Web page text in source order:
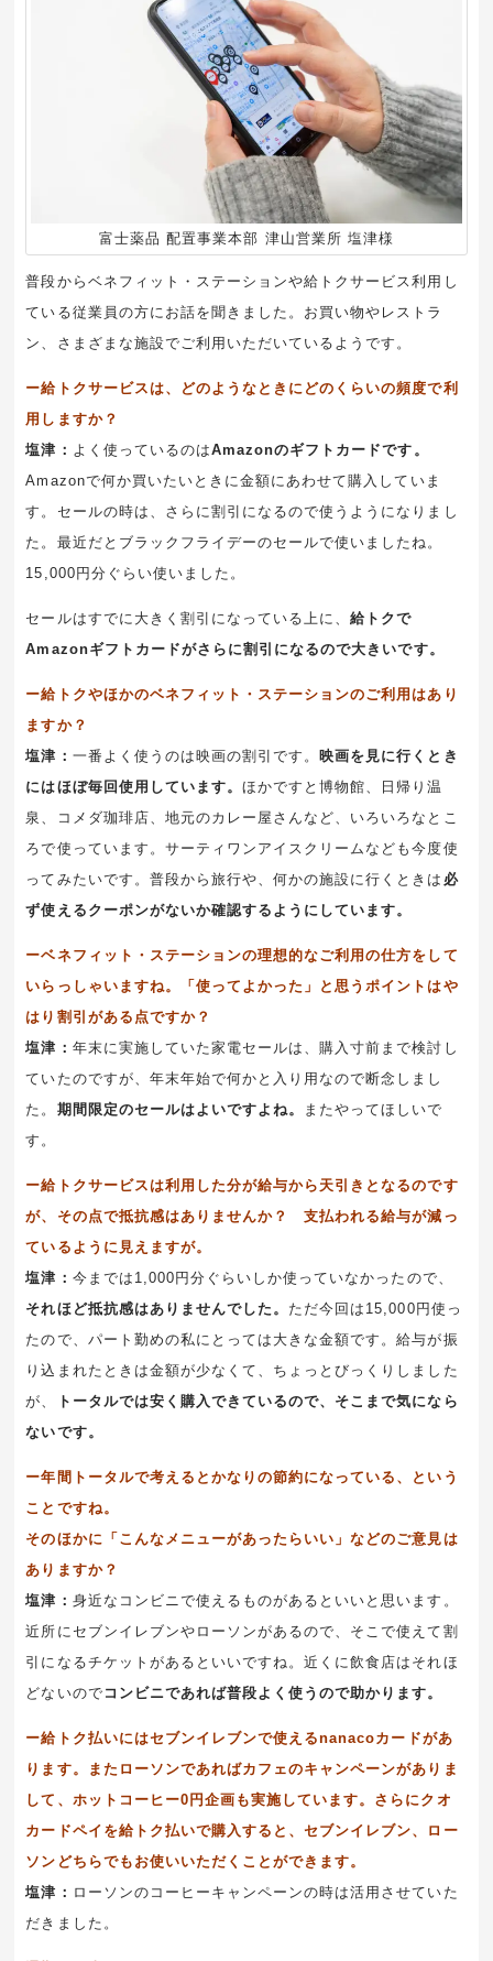
富士薬品 配置事業本部 津山営業所 塩津様
普段からベネフィット・ステーションや給トクサービス利用し
ている従業員の方にお話を聞きました。お買い物やレストラ
ン、さまざまな施設でご利用いただいているようです。
ー給トクサービスは、どのようなときにどのくらいの頻度で利
用しますか？
塩津： よく使っているのはAmazonのギフトカードです。
Amazonで何か買いたいときに金額にあわせて購入していま
す。セールの時は、さらに割引になるので使うようになりまし
た。最近だとブラックフライデーのセールで使いましたね。
15,000円分ぐらい使いました。
セールはすでに大きく割引になっている上に、給トクで
Amazonギフトカードがさらに割引になるので大きいです。
ー給トクやほかのベネフィット・ステーションのご利用はあり
ますか？
塩津： 一番よく使うのは映画の割引です。
映画を見に行くとき
にはほぼ毎回使用しています。 ほかですと博物館、日帰り温
泉、コメダ珈琲店、地元のカレー屋さんなど、いろいろなとこ
ろで使っています。サーティワンアイスクリームなども今度使
ってみたいです。普段から旅行や、何かの施設に行くときは 必
ず使えるクーポンがないか確認するようにしています。
ーベネフィット・ステーションの理想的なご利用の仕方をして
いらっしゃいますね。「使ってよかった」と思うポイントはや
はり割引がある点ですか？
塩津： 年末に実施していた家電セールは、購入寸前まで検討し
ていたのですが、年末年始で何かと入り用なので断念しまし
た。 期間限定のセールはよいですよね。
またやってほしいで
す。
ー給トクサービスは利用した分が給与から天引きとなるのです
が、その点で抵抗感はありませんか？ 支払われる給与が減っ
ているように見えますが。
塩津： 今までは1,000円分ぐらいしか使っていなかったので、
それほど抵抗感はありませんでした。 ただ今回は15,000円使っ
たので、パート勤めの私にとっては大きな金額です。給与が振
り込まれたときは金額が少なくて、ちょっとびっくりしました
が、
トータルでは安く購入できているので、そこまで気になら
ないです。
ー年間トータルで考えるとかなりの節約になっている、という
ことですね。
そのほかに「こんなメニューがあったらいい」などのご意見は
ありますか？
塩津： 身近なコンビニで使えるものがあるといいと思います。
近所にセブンイレブンやローソンがあるので、そこで使えて割
引になるチケットがあるといいですね。近くに飲食店はそれほ
どないので コンビニであれば普段よく使うので助かります。
ー給トク払いにはセブンイレブンで使えるnanacoカードがあ
ります。またローソンであればカフェのキャンペーンがありま
して、ホットコーヒー0円企画も実施しています。 さらにクオ
カードペイを給トク払いで購入すると、セブンイレブン、ロー
ソンどちらでもお使いいただくことができます。
塩津： ローソンのコーヒーキャンペーンの時は活用させていた
だきました。